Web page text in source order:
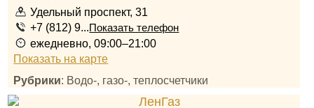
Удельный проспект, 31
+7 (812) 9...Показать телефон
ежедневно, 09:00–21:00
Показать на карте
Рубрики: Водо-, газо-, теплосчетчики